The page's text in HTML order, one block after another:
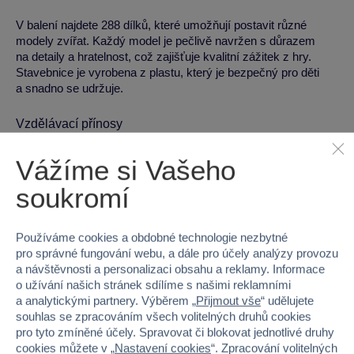
V balení najdete 288 dílků, které umožňují postavit různé
modely zvířat. Každý model je pečlivě navržen s důrazem
na detaily a hratelnost, což zajišťuje kvalitní zážitek z hry.
Stavebnice je vyrobena z plastu, který je bezpečný pro děti
a snadno se udržuje.
Vzdělávací přínosy
Rozvoj jemné motoriky a zručnosti při skládání stavebnic
Podpora logického myšlení a kreativního přístupu při
stavění
Technická specifikace
Hmotnost:377 g
Rozměry (V×Š×H):26.2 cm × 19.1 cm × 6.1 cm
Doporučený věk:od 8 let
Vážíme si Vašeho
soukromí
Používáme cookies a obdobné technologie nezbytné
pro správné fungování webu, a dále pro účely analýzy provozu
a návštěvnosti a personalizaci obsahu a reklamy. Informace
o užívání našich stránek sdílíme s našimi reklamními
a analytickými partnery. Výběrem „Přijmout vše“ udělujete
souhlas se zpracováním všech volitelných druhů cookies
pro tyto zmíněné účely. Spravovat či blokovat jednotlivé druhy
cookies můžete v „Nastavení cookies“. Zpracování volitelných